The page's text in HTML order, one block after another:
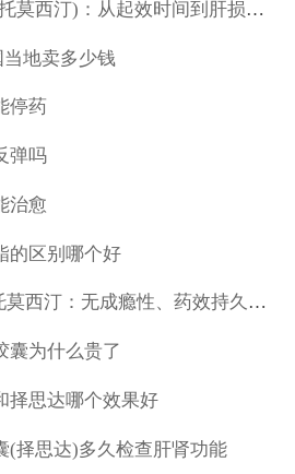
时间到肝损伤信号，家长和成年患者必须知道的8件事
当地卖多少钱
停药
弹吗
治愈
的区别哪个好
：无成瘾性、药效持久，医生详解！
囊为什么贵了
择思达哪个效果好
(择思达)多久检查肝肾功能